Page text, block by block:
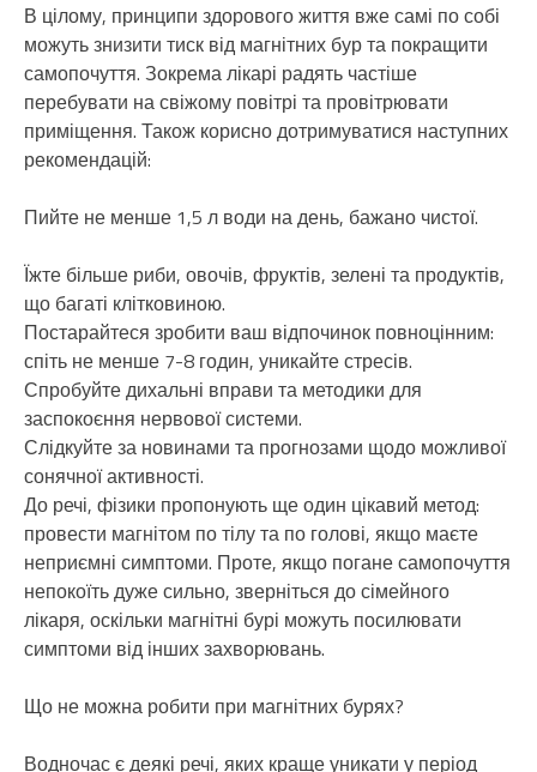
В цілому, принципи здорового життя вже самі по собі
можуть знизити тиск від магнітних бур та покращити
самопочуття. Зокрема лікарі радять частіше
перебувати на свіжому повітрі та провітрювати
приміщення. Також корисно дотримуватися наступних
рекомендацій:
Пийте не менше 1,5 л води на день, бажано чистої.
Їжте більше риби, овочів, фруктів, зелені та продуктів,
що багаті клітковиною.
Постарайтеся зробити ваш відпочинок повноцінним:
спіть не менше 7-8 годин, уникайте стресів.
Спробуйте дихальні вправи та методики для
заспокоєння нервової системи.
Слідкуйте за новинами та прогнозами щодо можливої
сонячної активності.
До речі, фізики пропонують ще один цікавий метод:
провести магнітом по тілу та по голові, якщо маєте
неприємні симптоми. Проте, якщо погане самопочуття
непокоїть дуже сильно, зверніться до сімейного
лікаря, оскільки магнітні бурі можуть посилювати
симптоми від інших захворювань.
Що не можна робити при магнітних бурях?
Водночас є деякі речі, яких краще уникати у період